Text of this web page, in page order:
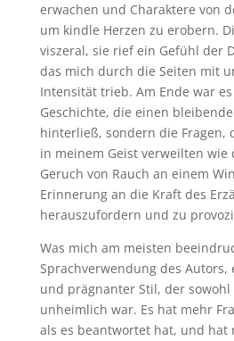
erwachen und Charaktere von
um kindle Herzen zu erobern.
viszeral, sie rief ein Gefühl der
das mich durch die Seiten mit
Intensität trieb. Am Ende war
Geschichte, die einen
hinterließ, sondern die Fragen,
in meinem Geist verweilten
Geruch von Rauch an einem
Erinnerung an die Kraft des
herauszufordern und zu
Was mich am meisten
Sprachverwendung des
und prägnanter Stil, der sowohl
unheimlich war. Es hat mehr
als es beantwortet hat, und hat